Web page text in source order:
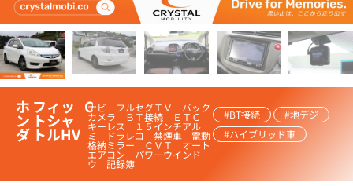
ホ
ン
ダ
フィッ
トシャ
トルHV
C
ナビ フルセグＴＶ バック
カメラ ＢＴ接続 ＥＴＣ
キーレス １５インチアル
ミ ドラレコ 禁煙車 電動
格納ミラー ＣＶＴ オート
エアコン パワーウインド
ウ 記録簿
#BT接続
#地デジ
#ハイブリッド車